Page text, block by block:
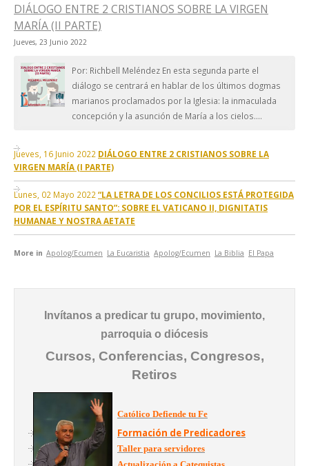
DIÁLOGO ENTRE 2 CRISTIANOS SOBRE LA VIRGEN
MARÍA (II PARTE)
Jueves, 23 Junio 2022
Por: Richbell Meléndez En esta segunda parte el
diálogo se centrará en hablar de los últimos dogmas
marianos proclamados por la Iglesia: la inmaculada
concepción y la asunción de María a los cielos....
Jueves, 16 Junio 2022 DIÁLOGO ENTRE 2 CRISTIANOS SOBRE LA
VIRGEN MARÍA (I PARTE)
Lunes, 02 Mayo 2022 “LA LETRA DE LOS CONCILIOS ESTÁ PROTEGIDA
POR EL ESPÍRITU SANTO”: SOBRE EL VATICANO II, DIGNITATIS
HUMANAE Y NOSTRA AETATE
More in Apolog/Ecumen La Eucaristia Apolog/Ecumen La Biblia El Papa
Invítanos a predicar tu grupo, movimiento,
parroquia o diócesis
Cursos, Conferencias, Congresos,
Retiros
Católico Defiende tu Fe
Formación de Predicadores
Taller para servidores